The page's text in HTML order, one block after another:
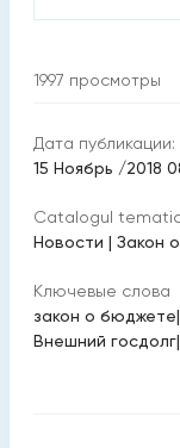
1997 просмотры
Дата публикации:
15 Ноябрь /2018
Catalogul
Новости | Закон
Ключевые слова
закон о бюджете|
Внешний госдолг|